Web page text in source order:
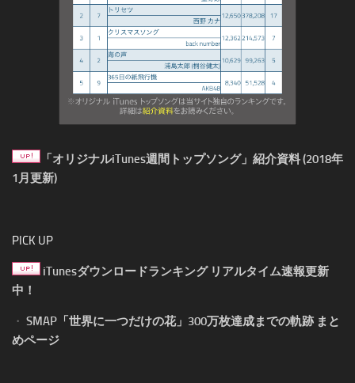
「オリジナルiTunes週間トップソング」紹介資料 (2018年
1月更新)
PICK UP
iTunesダウンロードランキング リアルタイム速報更新
中！
・ SMAP「世界に一つだけの花」300万枚達成までの軌跡 まと
めページ